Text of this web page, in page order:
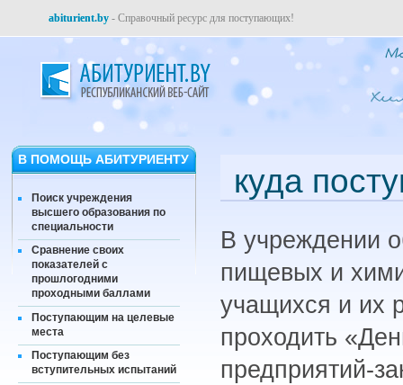
abiturient.by - Справочный ресурс для поступающих!
В ПОМОЩЬ АБИТУРИЕНТУ
Поиск учреждения
высшего образования по
специальности
Сравнение своих
показателей с
прошлогодними
проходными баллами
Поступающим на целевые
места
Поступающим без
вступительных испытаний
куда
В учреждении
пищевых и
учащихся и их
проходить
предприятий-